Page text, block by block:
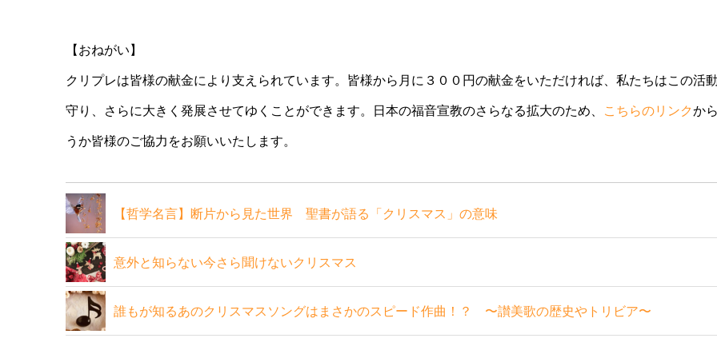
【おねがい】
クリプレは皆様の献金により支えられています。皆様から月に３００円の献金をいただければ、私たちはこの活
守り、さらに大きく発展させてゆくことができます。日本の福音宣教のさらなる拡大のため、 こちらのリンクか
うか皆様のご協力をお願いいたします。
【哲学名言】断片から見た世界 聖書が語る「クリスマス」の意味
意外と知らない今さら聞けないクリスマス
誰もが知るあのクリスマスソングはまさかのスピード作曲！？ 〜讃美歌の歴史やトリビア〜